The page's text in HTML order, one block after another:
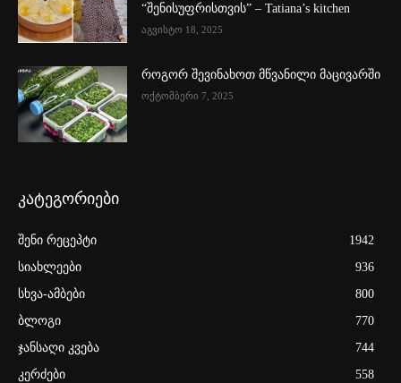
“შენისუფრისთვის” – Tatiana’s kitchen
აგვისტო 18, 2025
როგორ შევინახოთ მწვანილი მაცივარში
ოქტომბერი 7, 2025
კატეგორიები
შენი რეცეპტი
1942
სიახლეები
936
სხვა-ამბები
800
ბლოგი
770
ჯანსაღი კვება
744
კერძები
558